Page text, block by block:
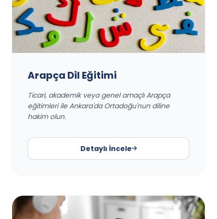
Arapça Dil Eğitimi
Ticari, akademik veya genel amaçlı Arapça
eğitimleri ile Ankara'da Ortadoğu'nun diline
hakim olun.
Detaylı İncele